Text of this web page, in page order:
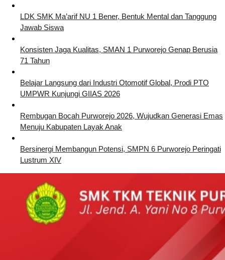
LDK SMK Ma’arif NU 1 Bener, Bentuk Mental dan Tanggung
Jawab Siswa
Konsisten Jaga Kualitas, SMAN 1 Purworejo Genap Berusia
71 Tahun
Belajar Langsung dari Industri Otomotif Global, Prodi PTO
UMPWR Kunjungi GIIAS 2026
Rembugan Bocah Purworejo 2026, Wujudkan Generasi Emas
Menuju Kabupaten Layak Anak
Bersinergi Membangun Potensi, SMPN 6 Purworejo Peringati
Lustrum XIV